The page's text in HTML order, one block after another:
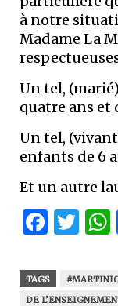
à notre
Madame La
Un tel,
quatre ans et
Un tel,
enfants de 6
Et un autre
TAGS
DE